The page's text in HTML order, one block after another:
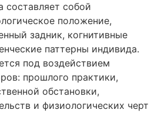
составляет собой
положение,
задник, когнитивные
паттерны индивида.
под воздействием
прошлого практики,
обстановки,
и физиологических черт